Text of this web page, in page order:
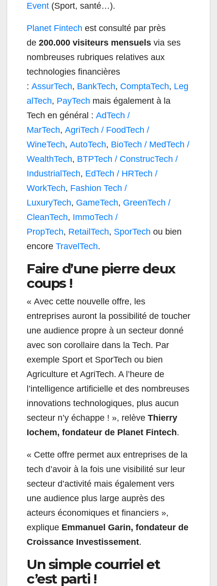
Event (Sport, santé…).
Planet Fintech est consulté par près
de 200.000 visiteurs mensuels via ses
nombreuses rubriques relatives aux
technologies financières
: AssurTech, BankTech, ComptaTech, Leg
alTech, PayTech mais également à la
Tech en général : AdTech /
MarTech, AgriTech / FoodTech /
WineTech, AutoTech, BioTech / MedTech /
WealthTech, BTPTech / ConstrucTech /
IndustrialTech, EdTech / HRTech /
WorkTech, Fashion Tech /
LuxuryTech, GameTech, GreenTech /
CleanTech, ImmoTech /
PropTech, RetailTech, SporTech ou bien
encore TravelTech.
Faire d’une pierre deux
coups !
« Avec cette nouvelle offre, les
entreprises auront la possibilité de toucher
une audience propre à un secteur donné
avec son corollaire dans la Tech. Par
exemple Sport et SporTech ou bien
Agriculture et AgriTech. A l’heure de
l’intelligence artificielle et des nombreuses
innovations technologiques, plus aucun
secteur n’y échappe ! », relève Thierry
Iochem, fondateur de Planet Fintech.
« Cette offre permet aux entreprises de la
tech d’avoir à la fois une visibilité sur leur
secteur d’activité mais également vers
une audience plus large auprès des
acteurs économiques et financiers »,
explique Emmanuel Garin, fondateur de
Croissance Investissement.
Un simple courriel et
c’est parti !